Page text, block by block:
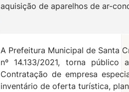
aquisição de aparelhos de ar-
A Prefeitura Municipal de Santa
nº 14.133/2021, torna público
Contratação de empresa
inventário de oferta turística,